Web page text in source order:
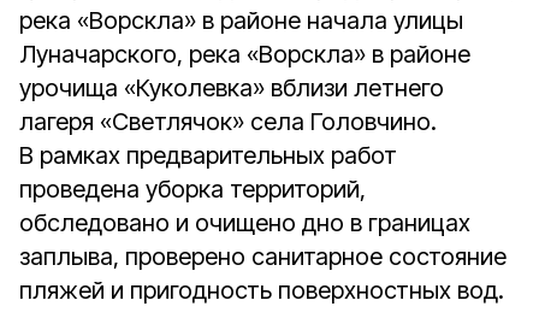
река «Ворскла» в районе начала улицы
Луначарского, река «Ворскла» в районе
урочища «Куколевка» вблизи летнего
лагеря «Светлячок» села Головчино.
В рамках предварительных работ
проведена уборка территорий,
обследовано и очищено дно в границах
заплыва, проверено санитарное состояние
пляжей и пригодность поверхностных вод.